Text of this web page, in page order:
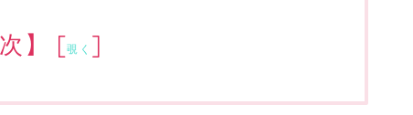
】 [覗く ]